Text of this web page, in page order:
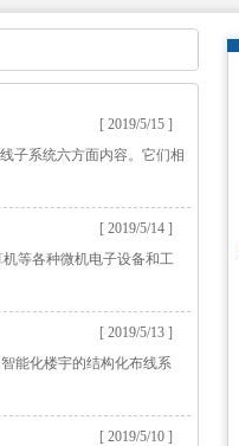
[ 2019/5/15 ]
子系统六方面内容。它们相
[ 2019/5/14 ]
等各种微机电子设备和工
[ 2019/5/13 ]
能化楼宇的结构化布线系
[ 2019/5/10 ]